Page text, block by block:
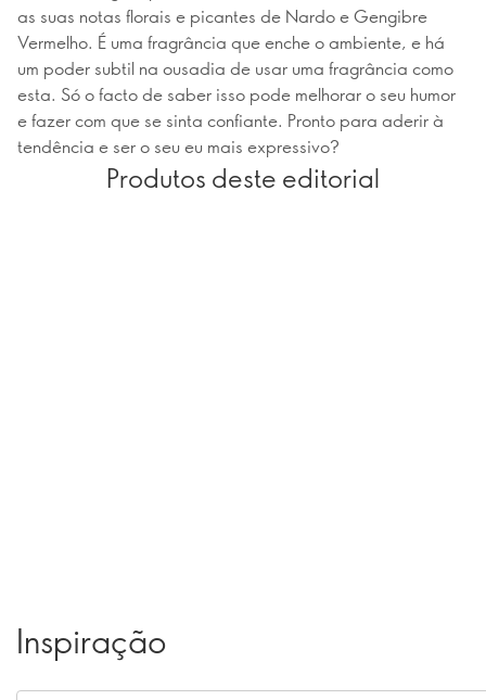
as suas notas florais e picantes de Nardo e Gengibre
Vermelho. É uma fragrância que enche o ambiente, e há
um poder subtil na ousadia de usar uma fragrância como
esta. Só o facto de saber isso pode melhorar o seu humor
e fazer com que se sinta confiante. Pronto para aderir à
tendência e ser o seu eu mais expressivo?
Produtos deste editorial
Inspiração